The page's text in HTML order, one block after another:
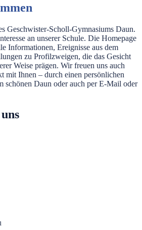
Geschwister-Scholl-Gymnasiums Daun.
an unserer Schule. Die Homepage
Informationen, Ereignisse aus dem
zu Profilzweigen, die das Gesicht
Weise prägen. Wir freuen uns auch
mit Ihnen – durch einen persönlichen
schönen Daun oder auch per E-Mail oder